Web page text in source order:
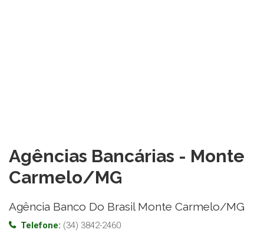
Agências Bancárias - Monte
Carmelo/MG
Agência Banco Do Brasil Monte Carmelo/MG
Telefone: (34) 3842-2460